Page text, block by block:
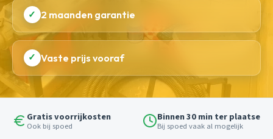
✓ 2 maanden garantie
✓ Vaste prijs vooraf
Gratis voorrijkosten
Ook bij spoed
Binnen 30 min ter plaatse
Bij spoed vaak al mogelijk